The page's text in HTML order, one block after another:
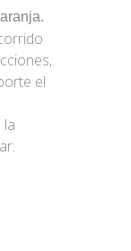
el